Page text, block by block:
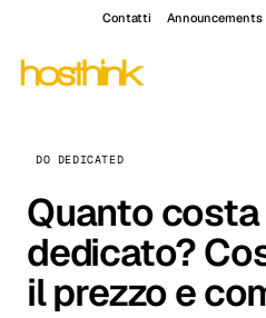
Contatti Announcements
DO DEDICATED
Quanto
dedicato?
il prezzo e